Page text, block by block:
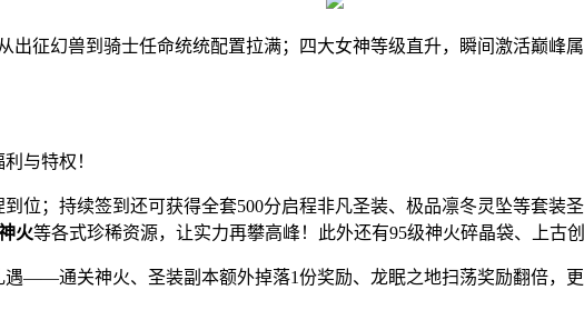
出征幻兽到骑士任命统统配置拉满；四大女神等级直升，瞬间激活巅峰
与特权！
；持续签到还可获得全套500分启程非凡圣装、极品凛冬灵坠等套装
火等各式珍稀资源，让实力再攀高峰！此外还有95级神火碎晶袋、上
通关神火、圣装副本‌额外掉落1份奖励、龙眠之地扫荡奖励翻倍，